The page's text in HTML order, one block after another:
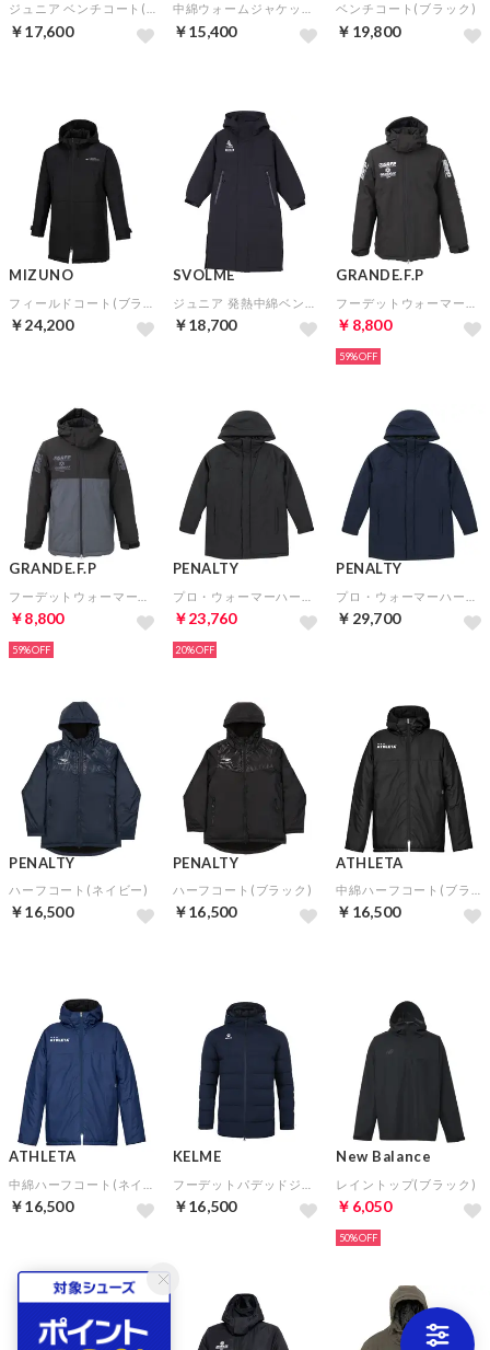
￥17,600 ￥15,400
ベンチコート(ブラック)
￥19,800
MIZUNO
￥24,200
SVOLME
￥18,700
GRANDE.F.P
￥8,800
59%
GRANDE.F.P
￥8,800
59%
PENALTY
￥23,760
20%
PENALTY
￥29,700
PENALTY
ハーフコート(ネイビー)
￥16,500
PENALTY
ハーフコート(ブラック)
￥16,500
ATHLETA
￥16,500
ATHLETA
￥16,500
KELME
￥16,500
New Balance
レイントップ(ブラック)
￥6,050
50%